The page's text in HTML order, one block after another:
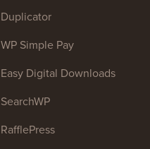
Duplicator
WP Simple Pay
Easy Digital Downloads
SearchWP
RafflePress